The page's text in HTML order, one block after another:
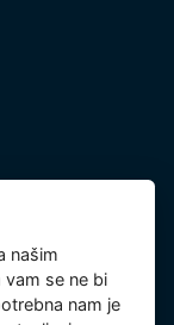
podataka
našim
se ne bi
nam je